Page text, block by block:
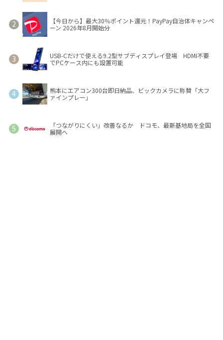
【今日から】最大30％ポイント還元！PayPay自治体キャンペ
ーン 2026年8月開始分
USB-Cだけで使える9.2型サブディスプレイ登場 HDMI不要
でPCケース内にも設置可能
熊本にエアコン300台即日納品、ビックカメラに称賛「大フ
ァインプレー」
「つながりにくい」改善なるか ドコモ、最新基地局を全国
展開へ